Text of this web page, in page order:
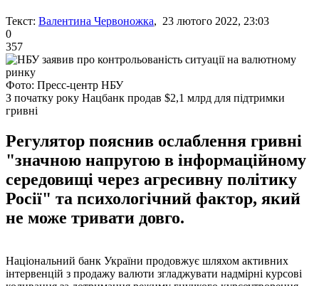
Текст: Валентина Червоножка, 23 лютого 2022, 23:03
0
357
Фото: Пресс-центр НБУ
З початку року Нацбанк продав $2,1 млрд для підтримки
гривні
Регулятор пояснив ослаблення гривні
"значною напругою в інформаційному
середовищі через агресивну політику
Росії" та психологічний фактор, який
не може тривати довго.
Національний банк України продовжує шляхом активних
інтервенцій з продажу валюти згладжувати надмірні курсові